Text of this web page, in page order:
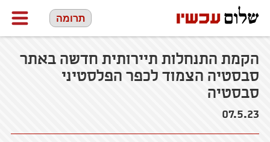
תרומה
הקמת התנחלות תיירותית חדשה באתר
סבסטיה הצמוד לכפר הפלסטיני
סבסטיה
07.5.23